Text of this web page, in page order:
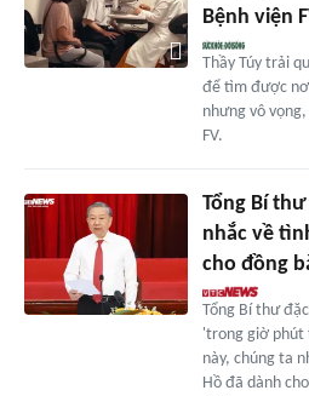
Bệnh viện
Thầy Túy trải
để tìm được
nhưng vô
FV.
Tổng Bí
nhắc về
cho đồng
Tổng Bí thư
'trong giờ phút
này, chúng ta
Hồ đã dành